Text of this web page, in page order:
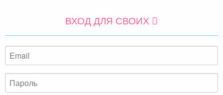
ВХОД ДЛЯ СВОИХ